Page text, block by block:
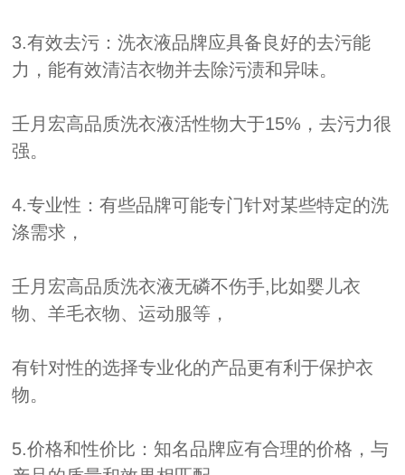
3.有效去污：洗衣液品牌应具备良好的去污能
力，能有效清洁衣物并去除污渍和异味。
壬月宏高品质洗衣液活性物大于15%，去污力很
强。
4.专业性：有些品牌可能专门针对某些特定的洗
涤需求，
壬月宏高品质洗衣液无磷不伤手,比如婴儿衣
物、羊毛衣物、运动服等，
有针对性的选择专业化的产品更有利于保护衣
物。
5.价格和性价比：知名品牌应有合理的价格，与